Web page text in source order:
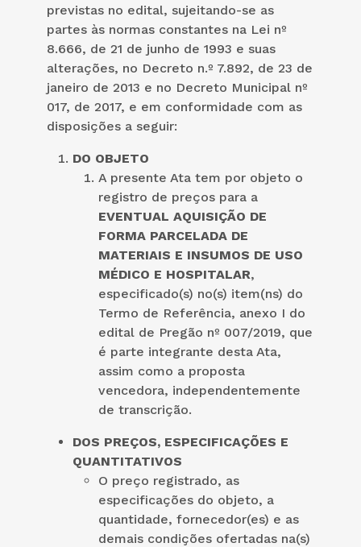
previstas no edital, sujeitando-se as
partes às normas constantes na Lei nº
8.666, de 21 de junho de 1993 e suas
alterações, no Decreto n.º 7.892, de 23 de
janeiro de 2013 e no Decreto Municipal nº
017, de 2017, e em conformidade com as
disposições a seguir:
DO OBJETO
A presente Ata tem por objeto o
registro de preços para a
EVENTUAL AQUISIÇÃO DE
FORMA PARCELADA DE
MATERIAIS E INSUMOS DE USO
MÉDICO E HOSPITALAR,
especificado(s) no(s) item(ns) do
Termo de Referência, anexo I do
edital de Pregão nº 007/2019, que
é parte integrante desta Ata,
assim como a proposta
vencedora, independentemente
de transcrição.
DOS PREÇOS, ESPECIFICAÇÕES E
QUANTITATIVOS
O preço registrado, as
especificações do objeto, a
quantidade, fornecedor(es) e as
demais condições ofertadas na(s)